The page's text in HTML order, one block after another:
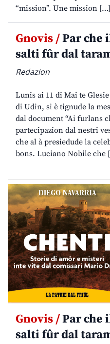
“mission”. Une mission […]
Gnovis /Par che
salti fûr dal
Redazion
Lunis ai 11 di Mai te
di Udin, si è tignude la
dal document “Ai furlans
partecipazion dal nestri
che al à presiedude la
bons. Luciano Nobile che
Gnovis /Par che
salti fûr dal